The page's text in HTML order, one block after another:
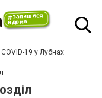
19 у Лубнах